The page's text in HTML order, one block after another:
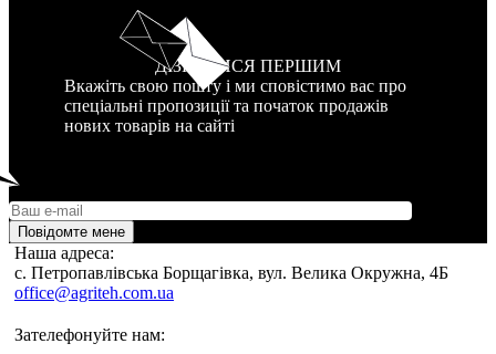
ДІЗНАТИСЯ ПЕРШИМ
Вкажіть свою пошту і ми сповістимо вас про
спеціальні пропозиції та початок продажів
нових товарів на сайті
Повідомте мене
Наша адреса:
c. Петропавлівська Борщагівка, вул. Велика Окружна, 4Б
office@agriteh.com.ua
Зателефонуйте нам: